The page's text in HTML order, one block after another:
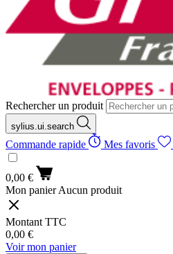
Rechercher un produit
sylius.ui.search
Commande rapide Mes favoris
0,00 €
Mon panier Aucun produit
Montant TTC
0,00 €
Voir mon panier